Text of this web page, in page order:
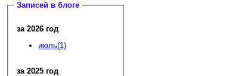
Записей в блоге
за 2026 год
июль(1)
за 2025 год